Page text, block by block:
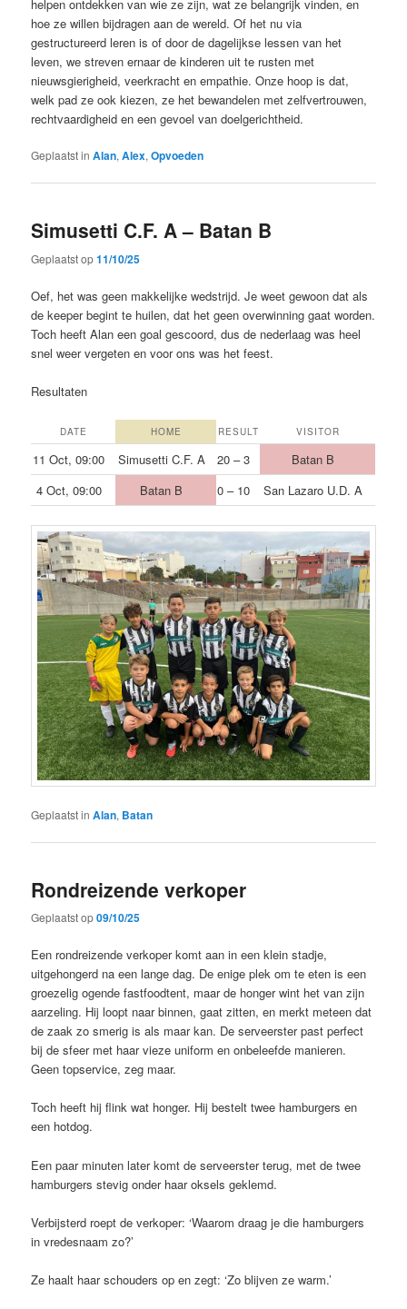
helpen ontdekken van wie ze zijn, wat ze belangrijk vinden, en
hoe ze willen bijdragen aan de wereld. Of het nu via
gestructureerd leren is of door de dagelijkse lessen van het
leven, we streven ernaar de kinderen uit te rusten met
nieuwsgierigheid, veerkracht en empathie. Onze hoop is dat,
welk pad ze ook kiezen, ze het bewandelen met zelfvertrouwen,
rechtvaardigheid en een gevoel van doelgerichtheid.
Geplaatst in Alan,Alex,Opvoeden
Simusetti C.F. A – Batan B
Geplaatst op11/10/25
Oef, het was geen makkelijke wedstrijd. Je weet gewoon dat als
de keeper begint te huilen, dat het geen overwinning gaat worden.
Toch heeft Alan een goal gescoord, dus de nederlaag was heel
snel weer vergeten en voor ons was het feest.
Resultaten
DATE HOME RESULT VISITOR
11 Oct, 09:00 Simusetti C.F. A 20 – 3
Batan B
4 Oct, 09:00
Batan B 0 – 10 San Lazaro U.D. A
Geplaatst in Alan, Batan
Rondreizende verkoper
Geplaatst op09/10/25
Een rondreizende verkoper komt aan in een klein stadje,
uitgehongerd na een lange dag. De enige plek om te eten is een
groezelig ogende fastfoodtent, maar de honger wint het van zijn
aarzeling. Hij loopt naar binnen, gaat zitten, en merkt meteen dat
de zaak zo smerig is als maar kan. De serveerster past perfect
bij de sfeer met haar vieze uniform en onbeleefde manieren.
Geen topservice, zeg maar.
Toch heeft hij flink wat honger. Hij bestelt twee hamburgers en
een hotdog.
Een paar minuten later komt de serveerster terug, met de twee
hamburgers stevig onder haar oksels geklemd.
Verbijsterd roept de verkoper: ‘Waarom draag je die hamburgers
in vredesnaam zo?’
Ze haalt haar schouders op en zegt: ‘Zo blijven ze warm.’